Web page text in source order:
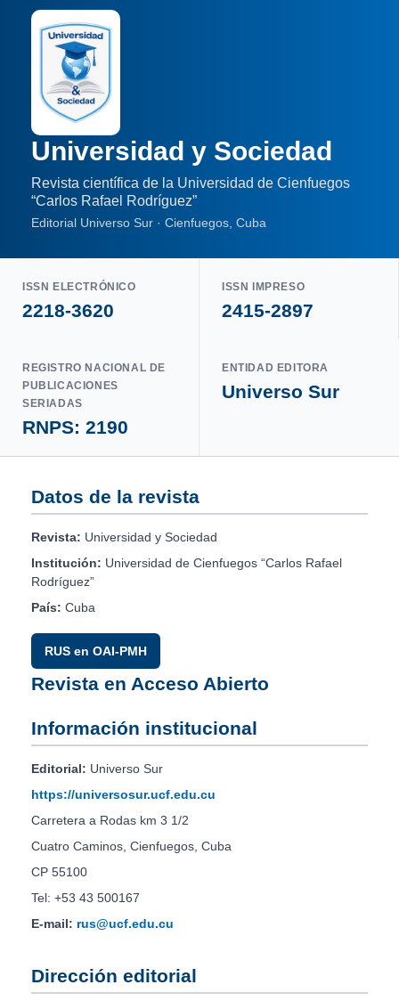
Universidad y Sociedad
Revista científica de la Universidad de Cienfuegos
“Carlos Rafael Rodríguez”
Editorial Universo Sur · Cienfuegos, Cuba
ISSN ELECTRÓNICO
2218-3620
ISSN IMPRESO
2415-2897
REGISTRO NACIONAL DE
PUBLICACIONES
SERIADAS
RNPS: 2190
ENTIDAD EDITORA
Universo Sur
Datos de la revista
Revista: Universidad y Sociedad
Institución: Universidad de Cienfuegos “Carlos Rafael
Rodríguez”
País: Cuba
RUS en OAI-PMH
Revista en Acceso Abierto
Información institucional
Editorial: Universo Sur
https://universosur.ucf.edu.cu
Carretera a Rodas km 3 1/2
Cuatro Caminos, Cienfuegos, Cuba
CP 55100
Tel: +53 43 500167
E-mail: rus@ucf.edu.cu
Dirección editorial